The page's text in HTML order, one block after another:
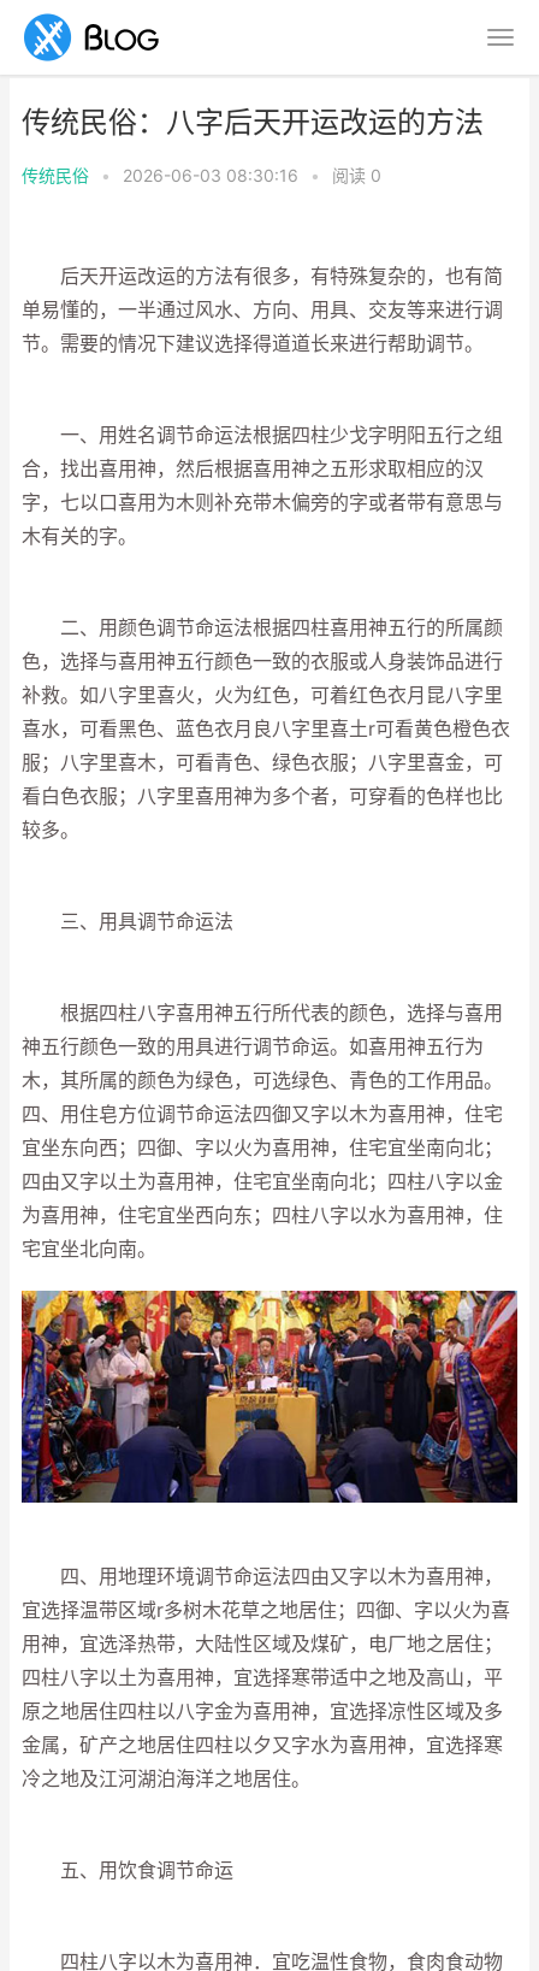
传统民俗：八字后天开运改运的方法
传统民俗 • 2026-06-03 08:30:16 • 阅读 0
后天开运改运的方法有很多，有特殊复杂的，也有简
单易懂的，一半通过风水、方向、用具、交友等来进行调
节。需要的情况下建议选择得道道长来进行帮助调节。
一、用姓名调节命运法根据四柱少戈字明阳五行之组
合，找出喜用神，然后根据喜用神之五形求取相应的汉
字，七以口喜用为木则补充带木偏旁的字或者带有意思与
木有关的字。
二、用颜色调节命运法根据四柱喜用神五行的所属颜
色，选择与喜用神五行颜色一致的衣服或人身装饰品进行
补救。如八字里喜火，火为红色，可着红色衣月昆八字里
喜水，可看黑色、蓝色衣月良八字里喜土r可看黄色橙色衣
服；八字里喜木，可看青色、绿色衣服；八字里喜金，可
看白色衣服；八字里喜用神为多个者，可穿看的色样也比
较多。
三、用具调节命运法
根据四柱八字喜用神五行所代表的颜色，选择与喜用
神五行颜色一致的用具进行调节命运。如喜用神五行为
木，其所属的颜色为绿色，可选绿色、青色的工作用品。
四、用住皂方位调节命运法四御又字以木为喜用神，住宅
宜坐东向西；四御、字以火为喜用神，住宅宜坐南向北；
四由又字以土为喜用神，住宅宜坐南向北；四柱八字以金
为喜用神，住宅宜坐西向东；四柱八字以水为喜用神，住
宅宜坐北向南。
四、用地理环境调节命运法四由又字以木为喜用神，
宜选择温带区域r多树木花草之地居住；四御、字以火为喜
用神，宜选泽热带，大陆性区域及煤矿，电厂地之居住；
四柱八字以土为喜用神，宜选择寒带适中之地及高山，平
原之地居住四柱以八字金为喜用神，宜选择凉性区域及多
金属，矿产之地居住四柱以夕又字水为喜用神，宜选择寒
冷之地及江河湖泊海洋之地居住。
五、用饮食调节命运
四柱八字以木为喜用神．宜吃温性食物，食肉食动物